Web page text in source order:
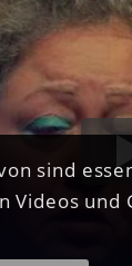
sind
Videos und